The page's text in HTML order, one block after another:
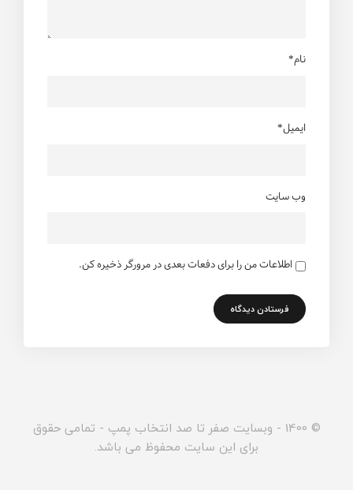
نام*
ایمیل*
وب سایت
اطلاعات من را برای دفعات بعدی در مرورگر ذخیره کن.
© 1400 - وبسایت صفر تا صد انتخاب پمپ - تمامی حقوق
برای این سایت محفوظ می باشد.